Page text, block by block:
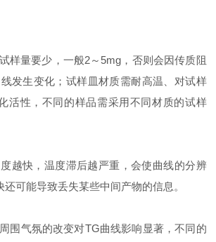
样量要少，一般2～5mg，否则会因传质阻
发生变化；试样皿材质需耐高温、对试样
活性，不同的样品需采用不同材质的试样
越快，温度滞后越严重，会使曲线的分辨
可能导致丢失某些中间产物的信息。
围气氛的改变对TG曲线影响显著，不同的